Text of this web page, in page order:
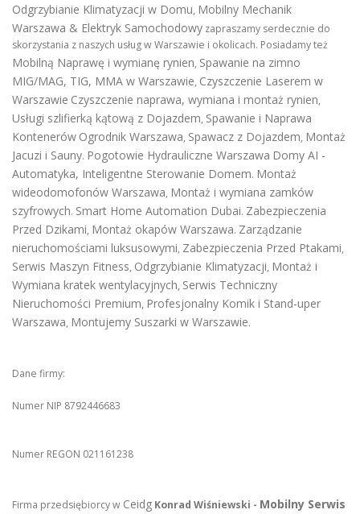
Odgrzybianie Klimatyzacji w Domu, Mobilny Mechanik
Warszawa & Elektryk Samochodowy zapraszamy serdecznie do
skorzystania z naszych usług w Warszawie i okolicach. Posiadamy też
Mobilną Naprawę i wymianę rynien, Spawanie na zimno
MIG/MAG, TIG, MMA w Warszawie, Czyszczenie Laserem w
Warszawie Czyszczenie naprawa, wymiana i montaż rynien,
Usługi szlifierką kątową z Dojazdem, Spawanie i Naprawa
Kontenerów Ogrodnik Warszawa, Spawacz z Dojazdem, Montaż
Jacuzi i Sauny. Pogotowie Hydrauliczne Warszawa Domy AI -
Automatyka, Inteligentne Sterowanie Domem. Montaż
wideodomofonów Warszawa, Montaż i wymiana zamków
szyfrowych. Smart Home Automation Dubai. Zabezpieczenia
Przed Dzikami, Montaż okapów Warszawa. Zarządzanie
nieruchomościami luksusowymi, Zabezpieczenia Przed Ptakami,
Serwis Maszyn Fitness, Odgrzybianie Klimatyzacji, Montaż i
Wymiana kratek wentylacyjnych, Serwis Techniczny
Nieruchomości Premium, Profesjonalny Komik i Stand-uper
Warszawa, Montujemy Suszarki w Warszawie.
Dane firmy:
Numer NIP 8792446683
Numer REGON 021161238
Firma przedsiębiorcy w Ceidg Konrad Wiśniewski - Mobilny Serwis